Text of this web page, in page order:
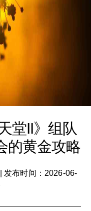
堂II》组队
黄金攻略
发布时间：2026-06-